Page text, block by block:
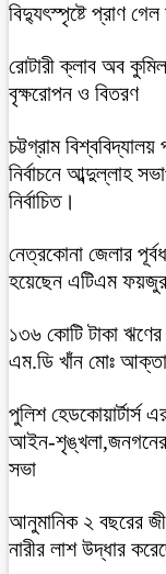
বিদ্যুৎস্পৃষ্টে প্রাণ
রোটারী ক্লাব অব
বৃক্ষরোপন ও বিতরণ
চট্টগ্রাম
নির্বাচনে আব্দুল্লাহ
নির্বাচিত।
নেত্রকোনা জেলার
হয়েছেন এটিএম
১৩৬ কোটি টাকা
এম.ডি খাঁন মোঃ
পুলিশ হেডকোয়ার্টার্স
আইন-শৃঙ্খলা,জনগনের
সভা
আনুমানিক ২ বছরের
নারীর লাশ উদ্ধার